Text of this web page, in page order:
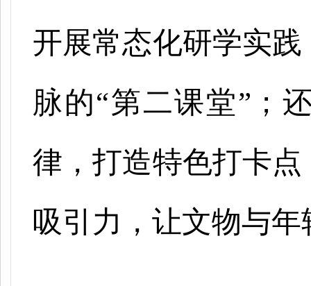
开展常态化研学实
脉的“第二课堂”；
律，打造特色打卡
吸引力，让文物与